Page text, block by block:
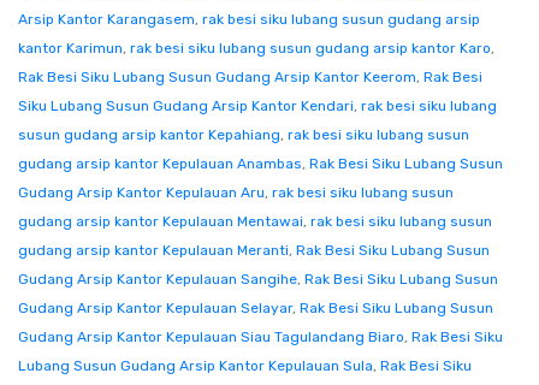
Arsip Kantor Karangasem, rak besi siku lubang susun gudang arsip
kantor Karimun, rak besi siku lubang susun gudang arsip kantor Karo,
Rak Besi Siku Lubang Susun Gudang Arsip Kantor Keerom, Rak Besi
Siku Lubang Susun Gudang Arsip Kantor Kendari, rak besi siku lubang
susun gudang arsip kantor Kepahiang, rak besi siku lubang susun
gudang arsip kantor Kepulauan Anambas, Rak Besi Siku Lubang Susun
Gudang Arsip Kantor Kepulauan Aru, rak besi siku lubang susun
gudang arsip kantor Kepulauan Mentawai, rak besi siku lubang susun
gudang arsip kantor Kepulauan Meranti, Rak Besi Siku Lubang Susun
Gudang Arsip Kantor Kepulauan Sangihe, Rak Besi Siku Lubang Susun
Gudang Arsip Kantor Kepulauan Selayar, Rak Besi Siku Lubang Susun
Gudang Arsip Kantor Kepulauan Siau Tagulandang Biaro, Rak Besi Siku
Lubang Susun Gudang Arsip Kantor Kepulauan Sula, Rak Besi Siku